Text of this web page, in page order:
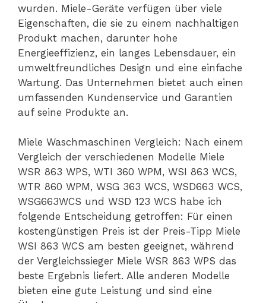
wurden. Miele-Geräte verfügen über viele
Eigenschaften, die sie zu einem nachhaltigen
Produkt machen, darunter hohe
Energieeffizienz, ein langes Lebensdauer, ein
umweltfreundliches Design und eine einfache
Wartung. Das Unternehmen bietet auch einen
umfassenden Kundenservice und Garantien
auf seine Produkte an.
Miele Waschmaschinen Vergleich: Nach einem
Vergleich der verschiedenen Modelle Miele
WSR 863 WPS, WTI 360 WPM, WSI 863 WCS,
WTR 860 WPM, WSG 363 WCS, WSD663 WCS,
WSG663WCS und WSD 123 WCS habe ich
folgende Entscheidung getroffen: Für einen
kostengünstigen Preis ist der Preis-Tipp Miele
WSI 863 WCS am besten geeignet, während
der Vergleichssieger Miele WSR 863 WPS das
beste Ergebnis liefert. Alle anderen Modelle
bieten eine gute Leistung und sind eine